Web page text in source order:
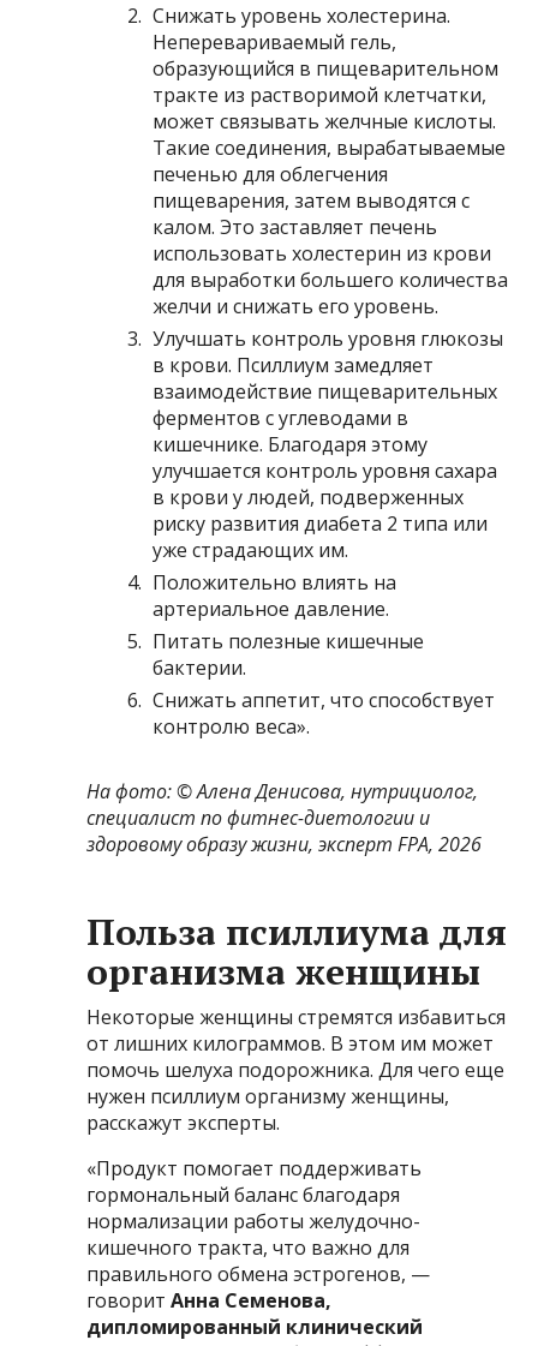
Снижать уровень холестерина.
Неперевариваемый гель,
образующийся в пищеварительном
тракте из растворимой клетчатки,
может связывать желчные кислоты.
Такие соединения, вырабатываемые
печенью для облегчения
пищеварения, затем выводятся с
калом. Это заставляет печень
использовать холестерин из крови
для выработки большего количества
желчи и снижать его уровень.
Улучшать контроль уровня глюкозы
в крови. Псиллиум замедляет
взаимодействие пищеварительных
ферментов с углеводами в
кишечнике. Благодаря этому
улучшается контроль уровня сахара
в крови у людей, подверженных
риску развития диабета 2 типа или
уже страдающих им.
Положительно влиять на
артериальное давление.
Питать полезные кишечные
бактерии.
Снижать аппетит, что способствует
контролю веса».
На фото: © Алена Денисова, нутрициолог,
специалист по фитнес-диетологии и
здоровому образу жизни, эксперт FPA, 2026
Польза псиллиума для
организма женщины
Некоторые женщины стремятся избавиться
от лишних килограммов. В этом им может
помочь шелуха подорожника. Для чего еще
нужен псиллиум организму женщины,
расскажут эксперты.
«Продукт помогает поддерживать
гормональный баланс благодаря
нормализации работы желудочно-
кишечного тракта, что важно для
правильного обмена эстрогенов, —
говоритАнна Семенова,
дипломированный клинический